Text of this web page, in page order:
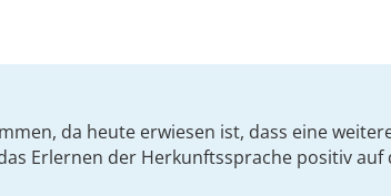
da heute erwiesen ist, dass eine
Erlernen der Herkunftssprache positiv